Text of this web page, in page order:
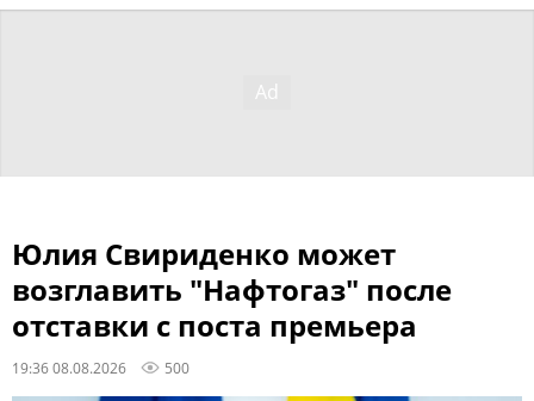
Юлия Свириденко может
возглавить "Нафтогаз" после
отставки с поста премьера
19:36 08.08.2026 500